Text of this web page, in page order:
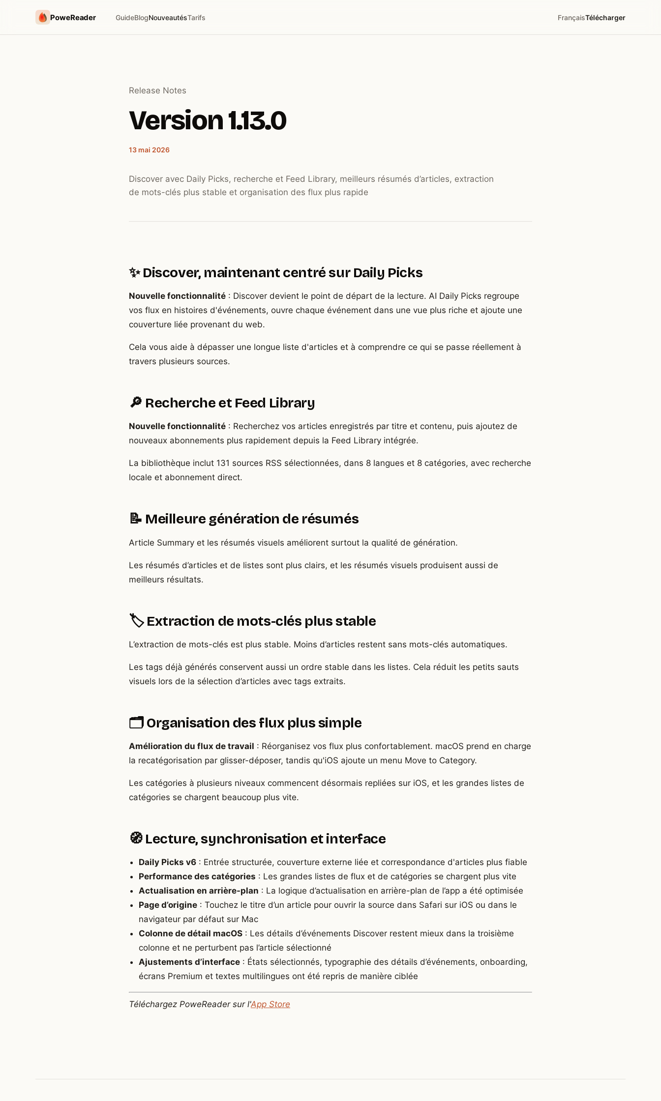
PoweReader GuideBlogNouveautésTarifs FrançaisTélécharger
Release Notes
Version 1.13.0
13 mai 2026
Discover avec Daily Picks, recherche et Feed Library, meilleurs résumés d’articles, extraction
de mots-clés plus stable et organisation des flux plus rapide
✨ Discover, maintenant centré sur Daily Picks
Nouvelle fonctionnalité : Discover devient le point de départ de la lecture. AI Daily Picks regroupe
vos flux en histoires d'événements, ouvre chaque événement dans une vue plus riche et ajoute une
couverture liée provenant du web.
Cela vous aide à dépasser une longue liste d'articles et à comprendre ce qui se passe réellement à
travers plusieurs sources.
🔎 Recherche et Feed Library
Nouvelle fonctionnalité : Recherchez vos articles enregistrés par titre et contenu, puis ajoutez de
nouveaux abonnements plus rapidement depuis la Feed Library intégrée.
La bibliothèque inclut 131 sources RSS sélectionnées, dans 8 langues et 8 catégories, avec recherche
locale et abonnement direct.
📝 Meilleure génération de résumés
Article Summary et les résumés visuels améliorent surtout la qualité de génération.
Les résumés d’articles et de listes sont plus clairs, et les résumés visuels produisent aussi de
meilleurs résultats.
🏷️ Extraction de mots-clés plus stable
L’extraction de mots-clés est plus stable. Moins d’articles restent sans mots-clés automatiques.
Les tags déjà générés conservent aussi un ordre stable dans les listes. Cela réduit les petits sauts
visuels lors de la sélection d’articles avec tags extraits.
🗂️ Organisation des flux plus simple
Amélioration du flux de travail : Réorganisez vos flux plus confortablement. macOS prend en charge
la recatégorisation par glisser-déposer, tandis qu'iOS ajoute un menu Move to Category.
Les catégories à plusieurs niveaux commencent désormais repliées sur iOS, et les grandes listes de
catégories se chargent beaucoup plus vite.
🧭 Lecture, synchronisation et interface
Daily Picks v6 : Entrée structurée, couverture externe liée et correspondance d'articles plus fiable
Performance des catégories : Les grandes listes de flux et de catégories se chargent plus vite
Actualisation en arrière-plan : La logique d’actualisation en arrière-plan de l’app a été optimisée
Page d’origine : Touchez le titre d’un article pour ouvrir la source dans Safari sur iOS ou dans le
navigateur par défaut sur Mac
Colonne de détail macOS : Les détails d’événements Discover restent mieux dans la troisième
colonne et ne perturbent pas l’article sélectionné
Ajustements d’interface : États sélectionnés, typographie des détails d’événements, onboarding,
écrans Premium et textes multilingues ont été repris de manière ciblée
Téléchargez PoweReader sur l'App Store